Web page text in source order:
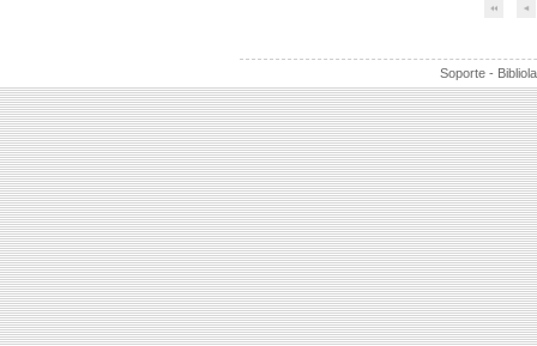
Soporte -